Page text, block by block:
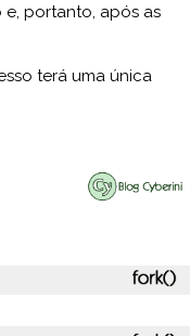
e, portanto, após as
terá uma única